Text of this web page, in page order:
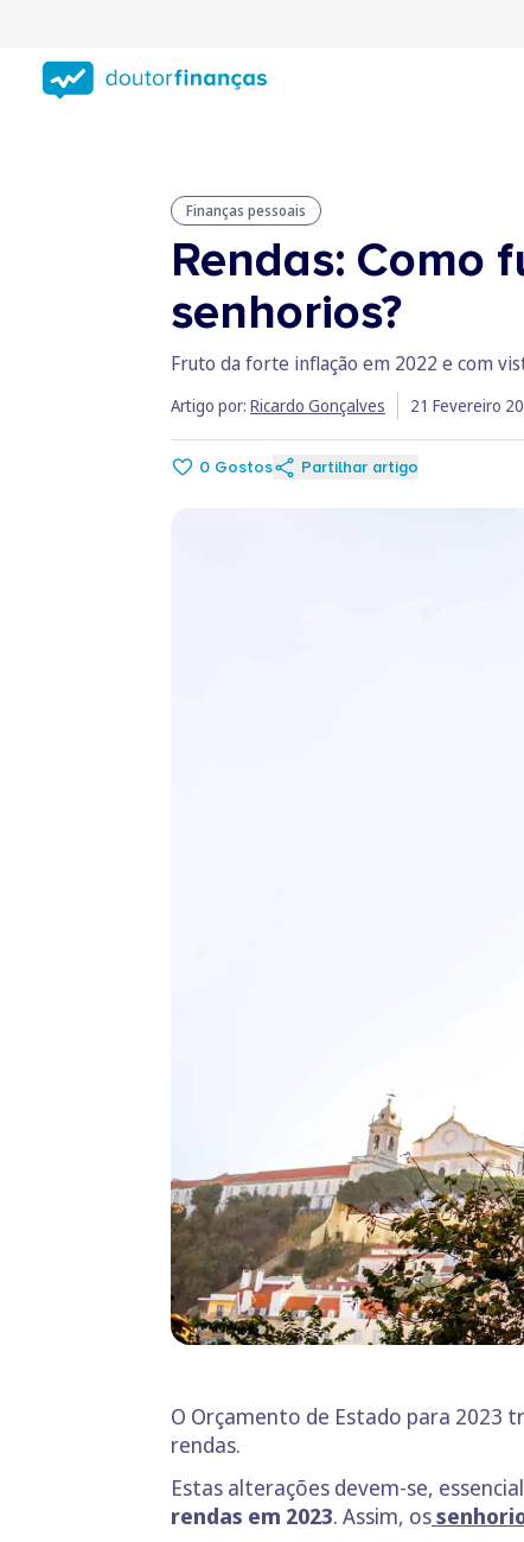
conteúdo
principal
Finanças pessoais
Rendas: Como
senhorios?
Fruto da forte inflação em 2022 e com
Artigo por: Ricardo Gonçalves 21 Fevereiro
0 Gostos Partilhar artigo
O Orçamento de Estado para 2023
rendas.
Estas alterações devem-se,
rendas em 2023. Assim, os